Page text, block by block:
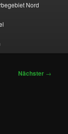
Nord
Nächster →